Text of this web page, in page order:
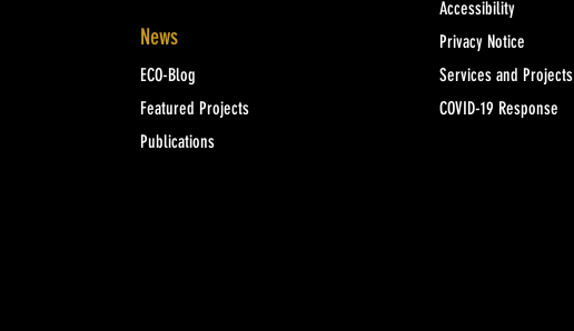
News
ECO-Blog
Featured Projects
Publications
Accessibility
Privacy Notice
Services and Projects
COVID-19 Response